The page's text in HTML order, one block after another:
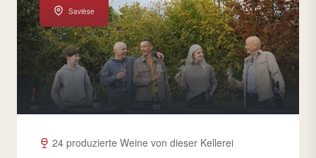
Savièse
24 produzierte Weine von dieser Kellerei